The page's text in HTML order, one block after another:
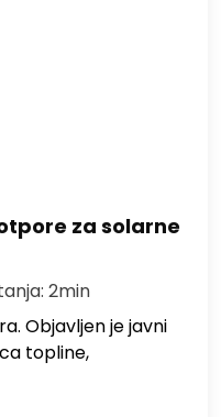
za solarne
2min
Objavljen je javni
topline,